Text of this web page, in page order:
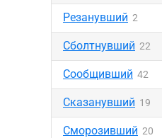
Резанувший 2
Сболтнувший 22
Сообщивший 42
Сказанувший 19
Сморозивший 20